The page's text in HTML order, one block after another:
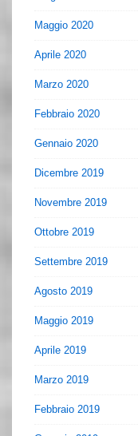
Maggio 2020
Aprile 2020
Marzo 2020
Febbraio 2020
Gennaio 2020
Dicembre 2019
Novembre 2019
Ottobre 2019
Settembre 2019
Agosto 2019
Maggio 2019
Aprile 2019
Marzo 2019
Febbraio 2019